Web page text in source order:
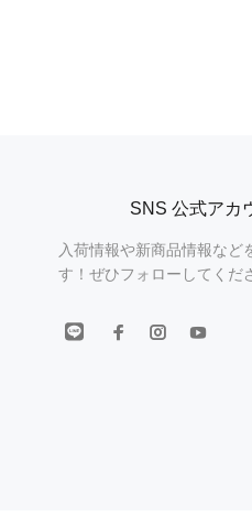
SNS 公式アカ
入荷情報や新商品情報など
す！ぜひフォローしてくだ